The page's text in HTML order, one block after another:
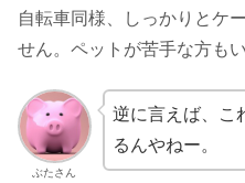
自転車同様、しっかりとケ
せん。ペットが苦手な方も
ぶたさん
逆に言えば、こ
るんやねー。